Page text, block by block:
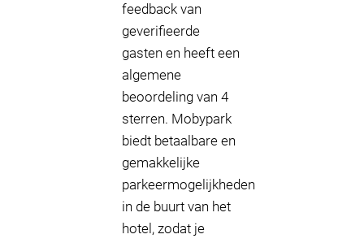
feedback van
geverifieerde
gasten en heeft een
algemene
beoordeling van 4
sterren. Mobypark
biedt betaalbare en
gemakkelijke
parkeermogelijkheden
in de buurt van het
hotel, zodat je